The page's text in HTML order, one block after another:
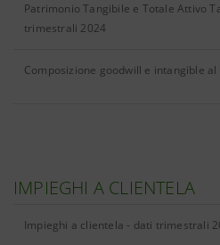
Patrimonio Tangibile e Totale Attivo
trimestrali 2024
Composizione goodwill e intangible al
IMPIEGHI A CLIENTELA
Impieghi a clientela - dati trimestrali